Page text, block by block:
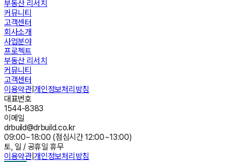
부동산 리서치
커뮤니티
고객센터
회사소개
사업분야
프로젝트
부동산 리서치
커뮤니티
고객센터
이용약관|개인정보처리방침
대표번호
1544-8383
이메일
drbuild@drbuild.co.kr
09:00~18:00 (점심시간 12:00~13:00)
토, 일 / 공휴일 휴무
이용약관|개인정보처리방침